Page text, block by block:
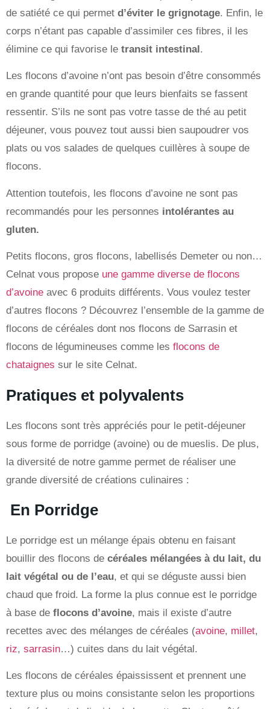
de satiété ce qui permet d’éviter le grignotage. Enfin, le
corps n’étant pas capable d’assimiler ces fibres, il les
élimine ce qui favorise le transit intestinal.
Les flocons d’avoine n’ont pas besoin d’être consommés
en grande quantité pour que leurs bienfaits se fassent
ressentir. S’ils ne sont pas votre tasse de thé au petit
déjeuner, vous pouvez tout aussi bien saupoudrer vos
plats ou vos salades de quelques cuillères à soupe de
flocons.
Attention toutefois, les flocons d’avoine ne sont pas
recommandés pour les personnes intolérantes au
gluten.
Petits flocons, gros flocons, labellisés Demeter ou non…
Celnat vous propose une gamme diverse de flocons
d’avoine avec 6 produits différents. Vous voulez tester
d’autres flocons ? Découvrez l’ensemble de la gamme de
flocons de céréales dont nos flocons de Sarrasin et
flocons de légumineuses comme les flocons de
chataignes sur le site Celnat.
Pratiques et polyvalents
Les flocons sont très appréciés pour le petit-déjeuner
sous forme de porridge (avoine) ou de mueslis. De plus,
la diversité de notre gamme permet de réaliser une
grande diversité de créations culinaires :
En Porridge
Le porridge est un mélange épais obtenu en faisant
bouillir des flocons de céréales mélangées à du lait, du
lait végétal ou de l’eau, et qui se déguste aussi bien
chaud que froid. La forme la plus connue est le porridge
à base de flocons d’avoine, mais il existe d’autre
recettes avec des mélanges de céréales (avoine, millet,
riz, sarrasin…) cuites dans du lait végétal.
Les flocons de céréales épaississent et prennent une
texture plus ou moins consistante selon les proportions